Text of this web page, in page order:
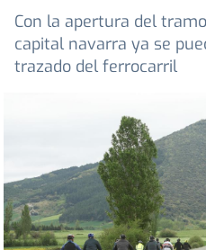
Con la apertura del
capital navarra ya se
trazado del ferrocarril